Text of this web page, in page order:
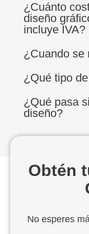
¿Cuánto
diseño
incluye IVA?
¿Cuando se
¿Qué tipo
¿Qué pasa
diseño?
Obtén
No esperes